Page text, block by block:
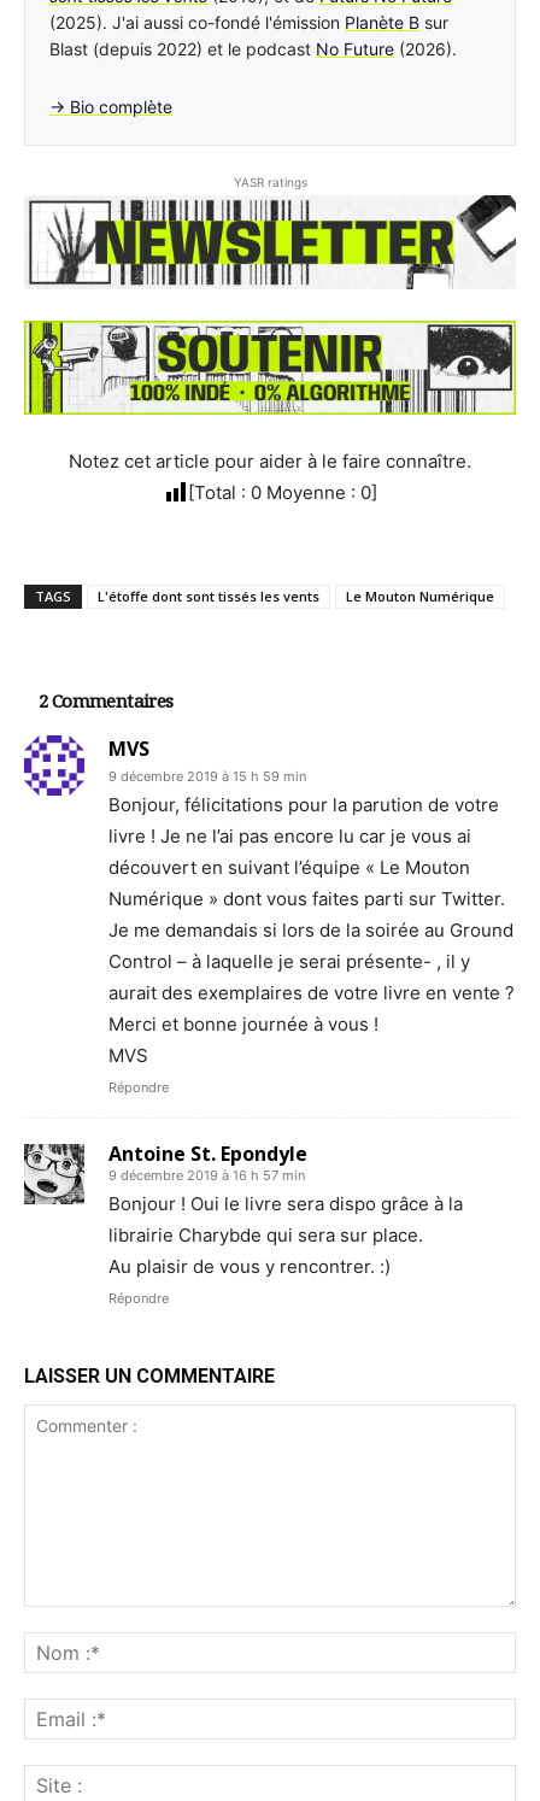
(2025). J'ai aussi co-fondé l'émission Planète B sur
Blast (depuis 2022) et le podcast No Future (2026).
→ Bio complète
YASR ratings
Notez cet article pour aider à le faire connaître.
[Total : 0Moyenne : 0]
TAGS L'étoffe dont sont tissés les vents Le Mouton Numérique
2 Commentaires
MVS
9 décembre 2019 à 15 h 59 min
Bonjour, félicitations pour la parution de votre
livre ! Je ne l’ai pas encore lu car je vous ai
découvert en suivant l’équipe « Le Mouton
Numérique » dont vous faites parti sur Twitter.
Je me demandais si lors de la soirée au Ground
Control – à laquelle je serai présente- , il y
aurait des exemplaires de votre livre en vente ?
Merci et bonne journée à vous !
MVS
Répondre
Antoine St. Epondyle
9 décembre 2019 à 16 h 57 min
Bonjour ! Oui le livre sera dispo grâce à la
librairie Charybde qui sera sur place.
Au plaisir de vous y rencontrer. :)
Répondre
LAISSER UN COMMENTAIRE